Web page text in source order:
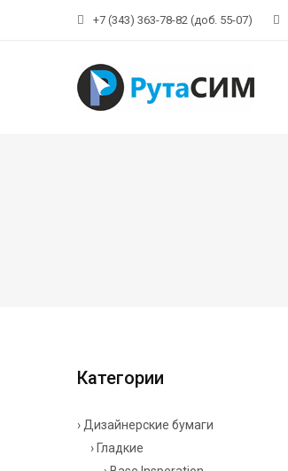
+7 (343) 363-78-82 (доб. 55-07)
Категории
› Дизайнерские бумаги
› Гладкие